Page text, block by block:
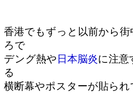
香港でもずっと以前から街
ろで
デング熱や 日本脳炎に注意
る
横断幕やポスターが貼られ